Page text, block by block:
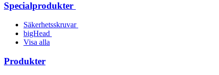
Specialprodukter
Säkerhetsskruvar
bigHead
Visa alla
Produkter